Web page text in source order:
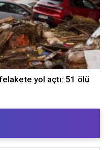
yol açtı: 51 ölü